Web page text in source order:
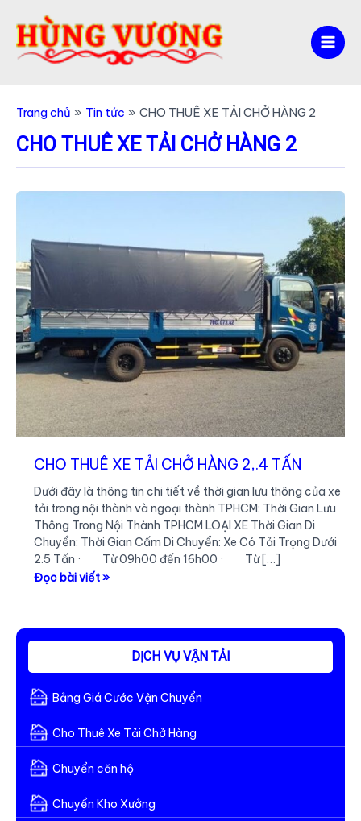
Main
Trang chủ Tin tức CHO THUÊ XE TẢI CHỞ HÀNG 2
CHO THUÊ XE TẢI CHỞ HÀNG 2
CHO THUÊ XE TẢI CHỞ HÀNG 2,.4 TẤN
Dưới đây là thông tin chi tiết về thời gian lưu thông của xe
tải trong nội thành và ngoại thành TPHCM: Thời Gian Lưu
Thông Trong Nội Thành TPHCM LOẠI XE Thời Gian Di
Chuyển: Thời Gian Cấm Di Chuyển: Xe Có Tải Trọng Dưới
2.5 Tấn · Từ 09h00 đến 16h00 · Từ […]
CHO
TẢI
HÀNG
2,.4
TẤN
Đọc bài viết »
DỊCH VỤ VẬN TẢI
Bảng Giá Cước Vận Chuyển
Cho Thuê Xe Tải Chở Hàng
Chuyển căn hộ
Chuyển Kho Xưởng